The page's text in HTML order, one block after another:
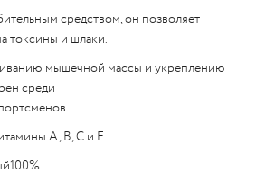
средством, он позволяет
токсины и шлаки.
мышечной массы и укреплению
среди
А, В, С и Е